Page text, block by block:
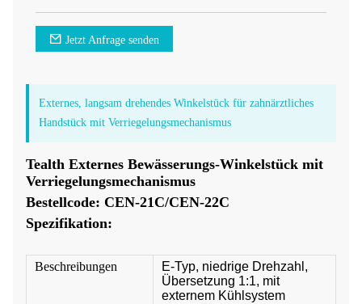
Jetzt Anfrage senden
Externes, langsam drehendes Winkelstück für zahnärztliches
Handstück mit Verriegelungsmechanismus
Tealth Externes Bewässerungs-Winkelstück mit
Verriegelungsmechanismus
Bestellcode: CEN-21C/CEN-22C
Spezifikation:
Beschreibungen
E-Typ, niedrige Drehzahl,
Übersetzung 1:1, mit
externem Kühlsystem